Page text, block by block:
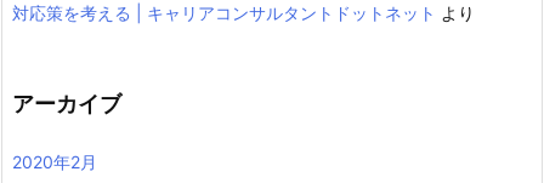
対応策を考える | キャリアコンサルタントドットネット より
アーカイブ
2020年2月